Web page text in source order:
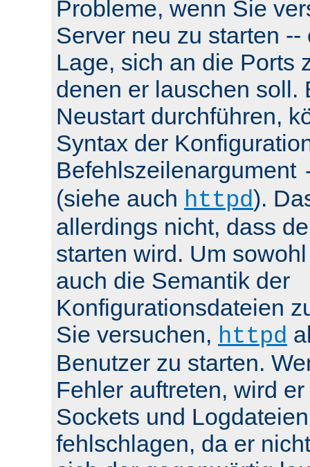
Probleme, wenn Sie
Server neu zu starten
Lage, sich an die Ports
denen er lauschen soll.
Neustart durchführen,
Syntax der
Befehlszeilenargument
(siehe auch httpd).
allerdings nicht, dass
starten wird. Um
auch die Semantik der
Konfigurationsdateien
Sie versuchen, httpd
Benutzer zu starten.
Fehler auftreten, wird
Sockets und
fehlschlagen, da er